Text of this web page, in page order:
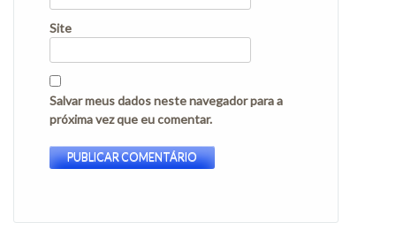
Site
Salvar meus dados neste navegador para a
próxima vez que eu comentar.